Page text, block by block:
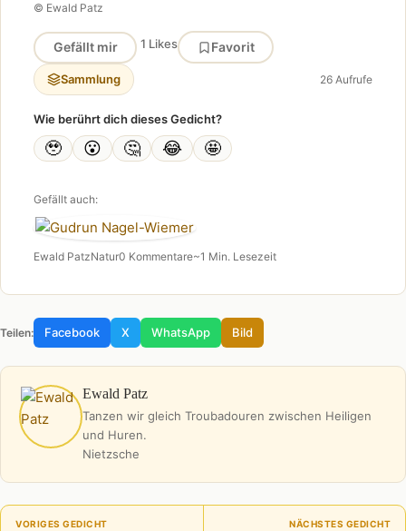
© Ewald Patz
Gefällt mir 1 Likes Favorit
Sammlung 26 Aufrufe
Wie berührt dich dieses Gedicht?
🥹 😮 🤔 😂 🤩
Gefällt auch:
Ewald PatzNatur0 Kommentare~1 Min. Lesezeit
Teilen: Facebook X WhatsApp Bild
Ewald Patz
Tanzen wir gleich Troubadouren zwischen Heiligen
und Huren.
Nietzsche
VORIGES GEDICHT NÄCHSTES GEDICHT